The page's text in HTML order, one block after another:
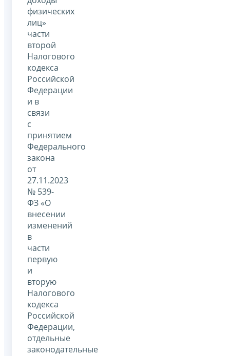
физических
лиц»
части
второй
Налогового
кодекса
Российской
Федерации
и в
связи
с
принятием
Федерального
закона
от
27.11.2023
№ 539-
ФЗ «О
внесении
изменений
в
части
первую
и
вторую
Налогового
кодекса
Российской
Федерации,
отдельные
законодательные